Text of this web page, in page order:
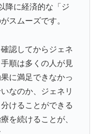
降に経済的な「ジ
スムーズです。
認してからジェネ
順は多くの人が見
に満足できなかっ
なのか、ジェネリ
けることができる
を続けることが、